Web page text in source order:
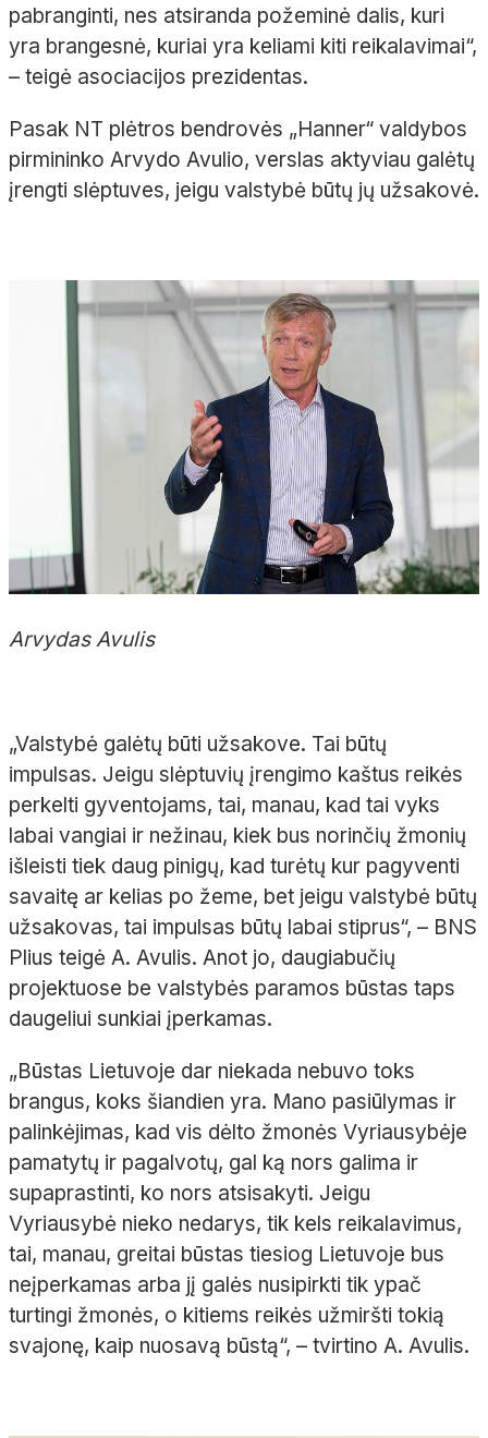
pabranginti, nes atsiranda požeminė dalis, kuri
yra brangesnė, kuriai yra keliami kiti reikalavimai“,
– teigė asociacijos prezidentas.
Pasak NT plėtros bendrovės „Hanner“ valdybos
pirmininko Arvydo Avulio, verslas aktyviau galėtų
įrengti slėptuves, jeigu valstybė būtų jų užsakovė.
Arvydas Avulis
„Valstybė galėtų būti užsakove. Tai būtų
impulsas. Jeigu slėptuvių įrengimo kaštus reikės
perkelti gyventojams, tai, manau, kad tai vyks
labai vangiai ir nežinau, kiek bus norinčių žmonių
išleisti tiek daug pinigų, kad turėtų kur pagyventi
savaitę ar kelias po žeme, bet jeigu valstybė būtų
užsakovas, tai impulsas būtų labai stiprus“, – BNS
Plius teigė A. Avulis. Anot jo, daugiabučių
projektuose be valstybės paramos būstas taps
daugeliui sunkiai įperkamas.
„Būstas Lietuvoje dar niekada nebuvo toks
brangus, koks šiandien yra. Mano pasiūlymas ir
palinkėjimas, kad vis dėlto žmonės Vyriausybėje
pamatytų ir pagalvotų, gal ką nors galima ir
supaprastinti, ko nors atsisakyti. Jeigu
Vyriausybė nieko nedarys, tik kels reikalavimus,
tai, manau, greitai būstas tiesiog Lietuvoje bus
neįperkamas arba jį galės nusipirkti tik ypač
turtingi žmonės, o kitiems reikės užmiršti tokią
svajonę, kaip nuosavą būstą“, – tvirtino A. Avulis.